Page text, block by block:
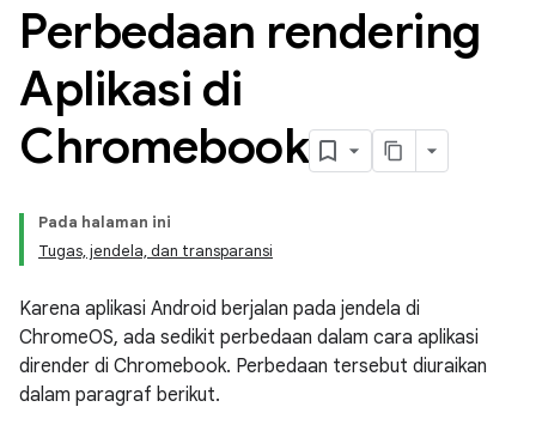
Perbedaan rendering
Aplikasi di
Chromebook
Pada halaman ini
Tugas, jendela, dan transparansi
Karena aplikasi Android berjalan pada jendela di
ChromeOS, ada sedikit perbedaan dalam cara aplikasi
dirender di Chromebook. Perbedaan tersebut diuraikan
dalam paragraf berikut.